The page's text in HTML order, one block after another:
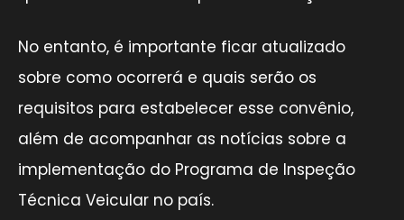
No entanto, é importante ficar atualizado
sobre como ocorrerá e quais serão os
requisitos para estabelecer esse convênio,
além de acompanhar as notícias sobre a
implementação do Programa de Inspeção
Técnica Veicular no país.